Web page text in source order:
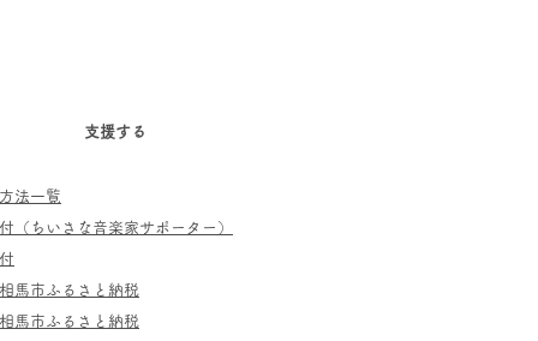
支援する
法一覧
（ちいさな音楽家サポーター）
馬市ふるさと納税
馬市ふるさと納税